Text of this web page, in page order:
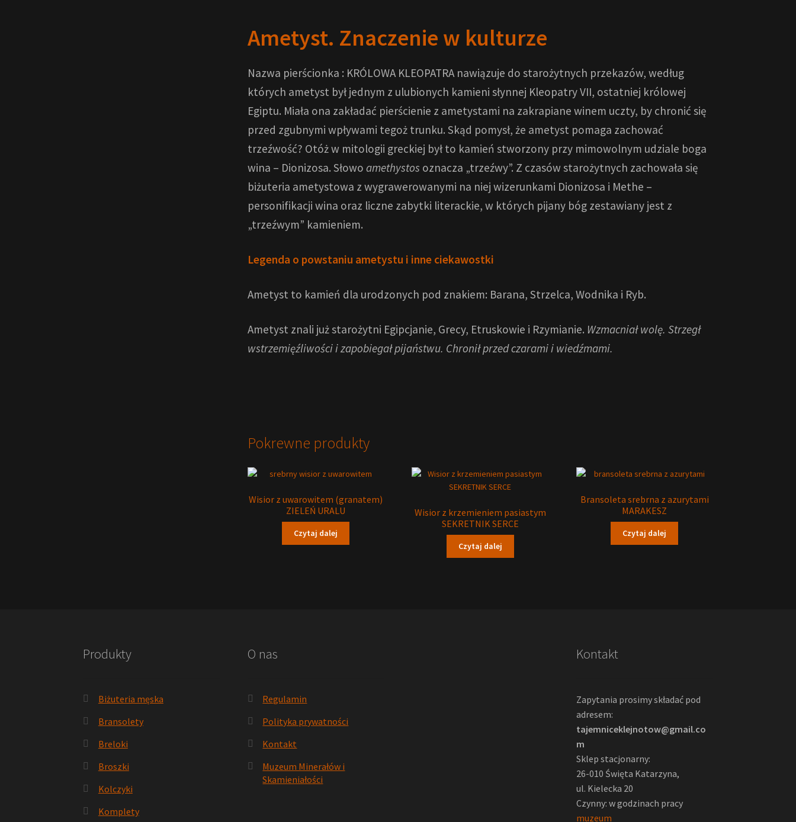
Ametyst. Znaczenie w kulturze
Nazwa pierścionka : KRÓLOWA KLEOPATRA nawiązuje do starożytnych przekazów, według
których ametyst był jednym z ulubionych kamieni słynnej Kleopatry VII, ostatniej królowej
Egiptu. Miała ona zakładać pierścienie z ametystami na zakrapiane winem uczty, by chronić się
przed zgubnymi wpływami tegoż trunku. Skąd pomysł, że ametyst pomaga zachować
trzeźwość? Otóż w mitologii greckiej był to kamień stworzony przy mimowolnym udziale boga
wina – Dionizosa. Słowo amethystos oznacza „trzeźwy”. Z czasów starożytnych zachowała się
biżuteria ametystowa z wygrawerowanymi na niej wizerunkami Dionizosa i Methe –
personifikacji wina oraz liczne zabytki literackie, w których pijany bóg zestawiany jest z
„trzeźwym” kamieniem.
Legenda o powstaniu ametystu i inne ciekawostki
Ametyst to kamień dla urodzonych pod znakiem: Barana, Strzelca, Wodnika i Ryb.
Ametyst znali już starożytni Egipcjanie, Grecy, Etruskowie i Rzymianie. Wzmacniał wolę. Strzegł
wstrzemięźliwości i zapobiegał pijaństwu. Chronił przed czarami i wiedźmami.
Pokrewne produkty
Wisior z uwarowitem (granatem)
ZIELEŃ URALU
Czytaj dalej
Wisior z krzemieniem pasiastym
SEKRETNIK SERCE
Czytaj dalej
Bransoleta srebrna z azurytami
MARAKESZ
Czytaj dalej
Produkty
Biżuteria męska
Bransolety
Breloki
Broszki
Kolczyki
Komplety
O nas
Regulamin
Polityka prywatności
Kontakt
Muzeum Minerałów i
Skamieniałości
Kontakt
Zapytania prosimy składać pod
adresem:
tajemniceklejnotow@gmail.co
m
Sklep stacjonarny:
26-010 Święta Katarzyna,
ul. Kielecka 20
Czynny: w godzinach pracy
muzeum